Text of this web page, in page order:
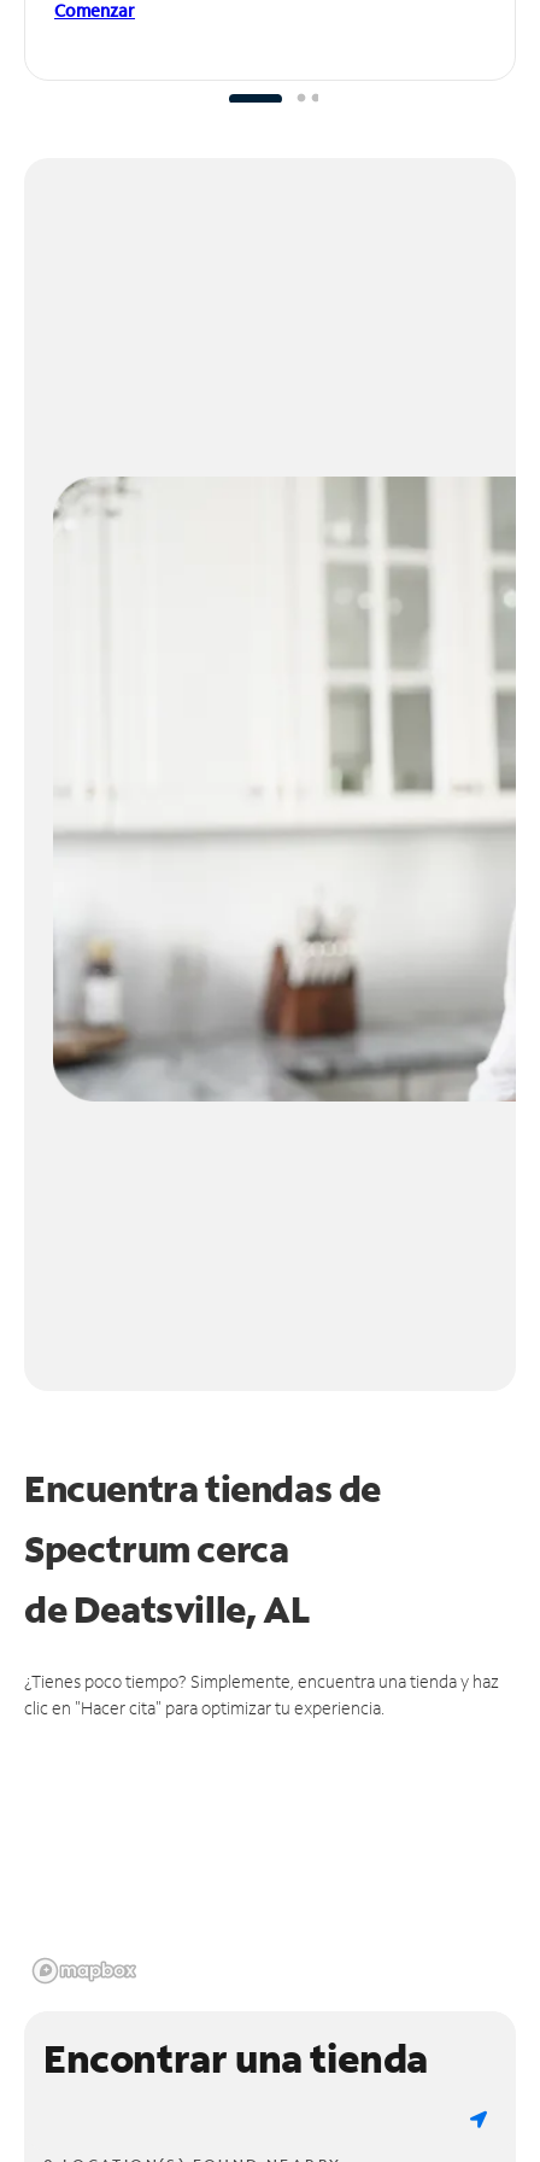
Comenzar
Encuentra tiendas de
Spectrum cerca
deDeatsville, AL
¿Tienes poco tiempo? Simplemente, encuentra una tienda y haz
clic en "Hacer cita" para optimizar tu experiencia.
Encontrar una tienda